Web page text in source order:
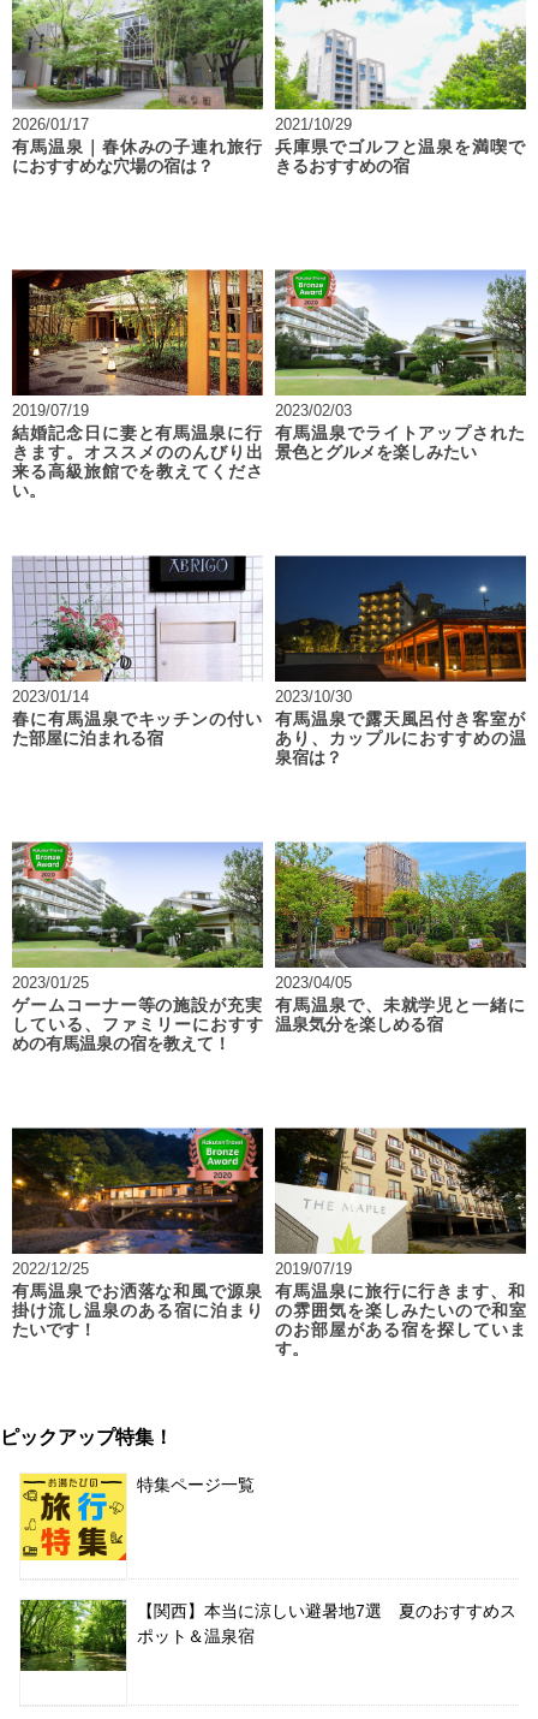
2026/01/17
有馬温泉｜春休みの子連れ旅行
におすすめな穴場の宿は？
2021/10/29
兵庫県でゴルフと温泉を満喫で
きるおすすめの宿
2019/07/19
結婚記念日に妻と有馬温泉に行
きます。オススメののんびり出
来る高級旅館でを教えてくださ
い。
2023/02/03
有馬温泉でライトアップされた
景色とグルメを楽しみたい
2023/01/14
春に有馬温泉でキッチンの付い
た部屋に泊まれる宿
2023/10/30
有馬温泉で露天風呂付き客室が
あり、カップルにおすすめの温
泉宿は？
2023/01/25
ゲームコーナー等の施設が充実
している、ファミリーにおすす
めの有馬温泉の宿を教えて！
2023/04/05
有馬温泉で、未就学児と一緒に
温泉気分を楽しめる宿
2022/12/25
有馬温泉でお洒落な和風で源泉
掛け流し温泉のある宿に泊まり
たいです！
2019/07/19
有馬温泉に旅行に行きます、和
の雰囲気を楽しみたいので和室
のお部屋がある宿を探していま
す。
ピックアップ特集！
特集ページ一覧
【関西】本当に涼しい避暑地7選 夏のおすすめス
ポット＆温泉宿